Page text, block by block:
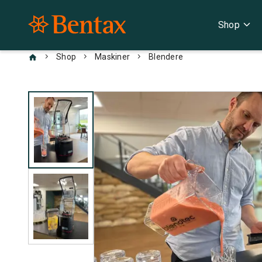
Shop expand_more
chevron_right Shop chevron_right Maskiner chevron_right Blendere